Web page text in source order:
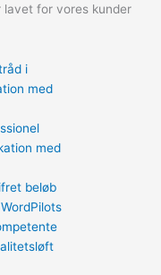
for vores kunder
i
med
med
beløb